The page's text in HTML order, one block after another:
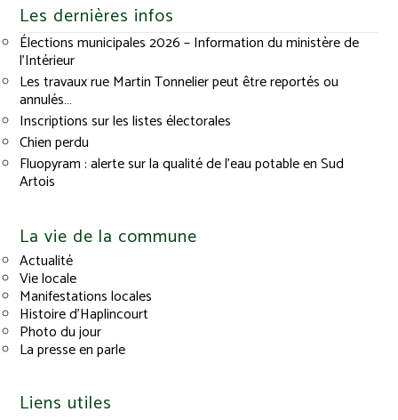
Les dernières infos
Élections municipales 2026 – Information du ministère de
l’Intérieur
Les travaux rue Martin Tonnelier peut être reportés ou
annulés…
Inscriptions sur les listes électorales
Chien perdu
Fluopyram : alerte sur la qualité de l’eau potable en Sud
Artois
La vie de la commune
Actualité
Vie locale
Manifestations locales
Histoire d’Haplincourt
Photo du jour
La presse en parle
Liens utiles